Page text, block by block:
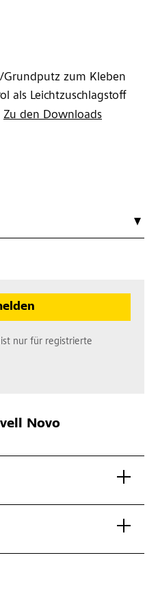
Grundputz zum Kleben
als Leichtzuschlagstoff
Zu den Downloads
nur für registrierte
Novo